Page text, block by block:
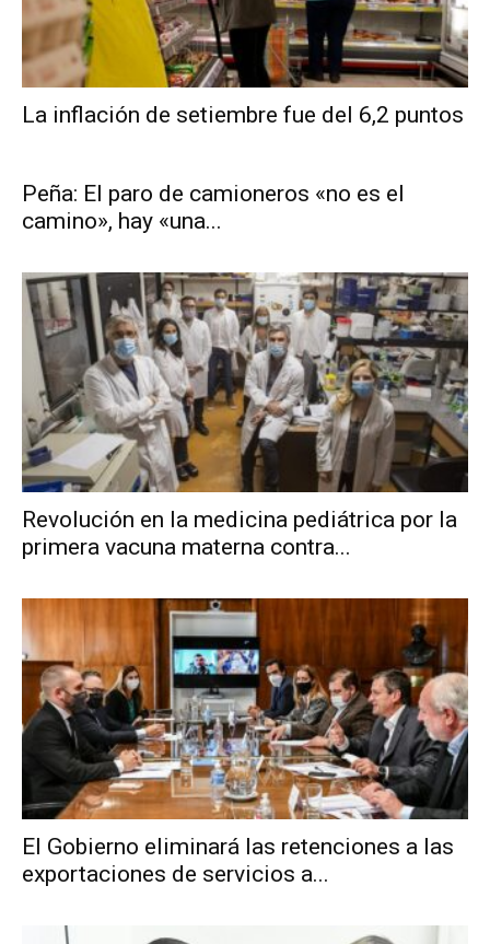
La inflación de setiembre fue del 6,2 puntos
Peña: El paro de camioneros «no es el
camino», hay «una...
Revolución en la medicina pediátrica por la
primera vacuna materna contra...
El Gobierno eliminará las retenciones a las
exportaciones de servicios a...